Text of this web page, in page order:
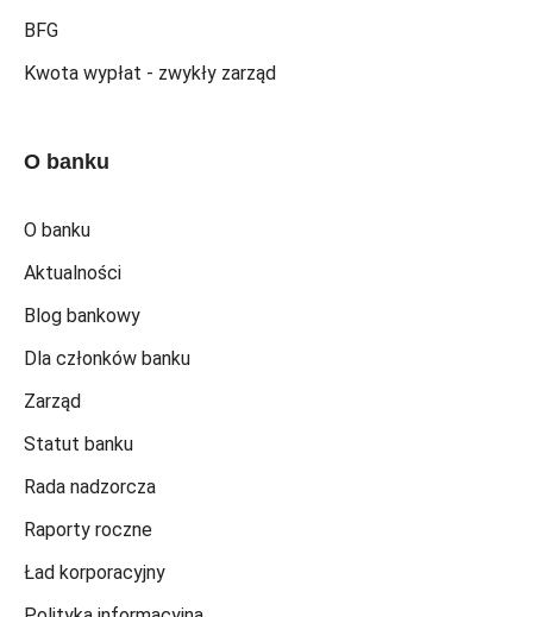
BFG
Kwota wypłat - zwykły zarząd
O banku
O banku
Aktualności
Blog bankowy
Dla członków banku
Zarząd
Statut banku
Rada nadzorcza
Raporty roczne
Ład korporacyjny